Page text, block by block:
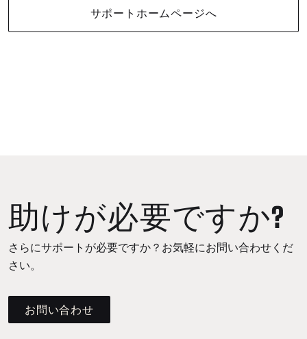
サポートホームページへ
助けが必要ですか?
さらにサポートが必要ですか？お気軽にお問い合わせくだ
さい。
お問い合わせ